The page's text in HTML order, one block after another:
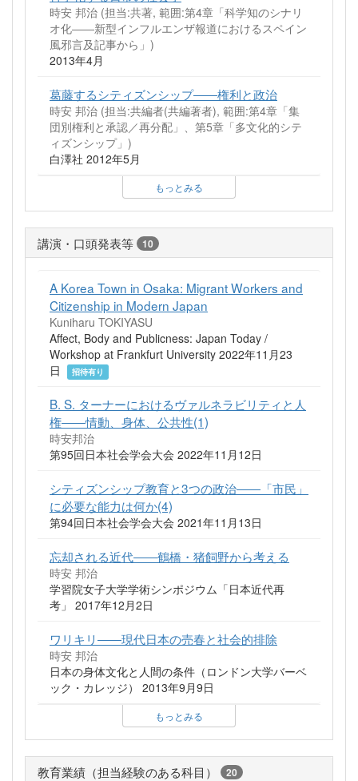
時安 邦治 (担当:共著, 範囲:第4章「科学知のシナリ
オ化――新型インフルエンザ報道におけるスペイン
風邪言及記事から」)
2013年4月
葛藤するシティズンシップ――権利と政治
時安 邦治 (担当:共編者(共編著者), 範囲:第4章「集
団別権利と承認／再分配」、第5章「多文化的シテ
ィズンシップ」)
白澤社 2012年5月
もっとみる
講演・口頭発表等 10
A Korea Town in Osaka: Migrant Workers and
Citizenship in Modern Japan
Kuniharu TOKIYASU
Affect, Body and Publicness: Japan Today /
Workshop at Frankfurt University 2022年11月23
日
招待有り
B. S. ターナーにおけるヴァルネラビリティと人
権――情動、身体、公共性(1)
時安邦治
第95回日本社会学会大会 2022年11月12日
シティズンシップ教育と3つの政治――「市民」
に必要な能力は何か(4)
第94回日本社会学会大会 2021年11月13日
忘却される近代――鶴橋・猪飼野から考える
時安 邦治
学習院女子大学学術シンポジウム「日本近代再
考」 2017年12月2日
ワリキリ――現代日本の売春と社会的排除
時安 邦治
日本の身体文化と人間の条件（ロンドン大学バーベ
ック・カレッジ） 2013年9月9日
もっとみる
教育業績（担当経験のある科目） 20